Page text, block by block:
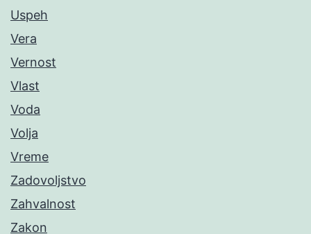
Uspeh
Vera
Vernost
Vlast
Voda
Volja
Vreme
Zadovoljstvo
Zahvalnost
Zakon